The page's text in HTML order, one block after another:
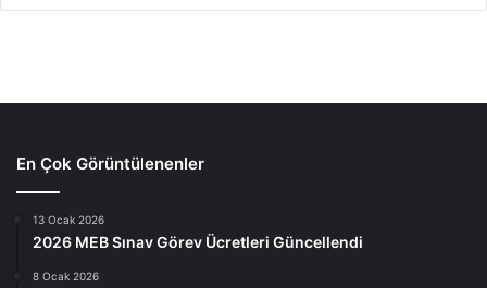
En Çok Görüntülenenler
13 Ocak 2026
2026 MEB Sınav Görev Ücretleri Güncellendi
8 Ocak 2026